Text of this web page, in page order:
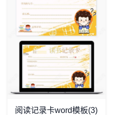
阅读记录卡word模板(3)